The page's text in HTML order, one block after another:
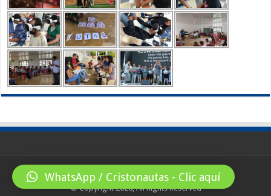
© Copyright 2026, All Rights Reserved
WhatsApp / Cristonautas - Clic aquí